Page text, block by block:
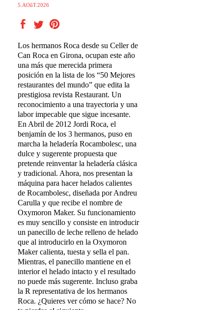
5.AOûT.2026
Los hermanos Roca desde su Celler de
Can Roca en Girona, ocupan este año
una más que merecida primera
posición en la lista de los “50 Mejores
restaurantes del mundo” que edita la
prestigiosa revista Restaurant. Un
reconocimiento a una trayectoria y una
labor impecable que sigue incesante.
En Abril de 2012 Jordi Roca, el
benjamín de los 3 hermanos, puso en
marcha la heladería Rocambolesc, una
dulce y sugerente propuesta que
pretende reinventar la heladería clásica
y tradicional. Ahora, nos presentan la
máquina para hacer helados calientes
de Rocambolesc, diseñada por Andreu
Carulla y que recibe el nombre de
Oxymoron Maker. Su funcionamiento
es muy sencillo y consiste en introducir
un panecillo de leche relleno de helado
que al introducirlo en la Oxymoron
Maker calienta, tuesta y sella el pan.
Mientras, el panecillo mantiene en el
interior el helado intacto y el resultado
no puede más sugerente. Incluso graba
la R representativa de los hermanos
Roca. ¿Quieres ver cómo se hace? No